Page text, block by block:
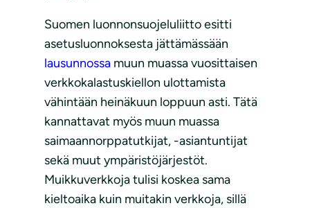
Suomen luonnonsuojeluliitto esitti
asetusluonnoksesta jättämässään
lausunnossa muun muassa vuosittaisen
verkkokalastuskiellon ulottamista
vähintään heinäkuun loppuun asti. Tätä
kannattavat myös muun muassa
saimaannorppatutkijat, -asiantuntijat
sekä muut ympäristöjärjestöt.
Muikkuverkkoja tulisi koskea sama
kieltoaika kuin muitakin verkkoja, sillä